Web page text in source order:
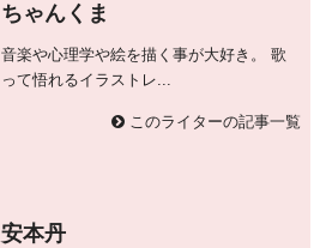
ちゃんくま
音楽や心理学や絵を描く事が大好き。 歌
って悟れるイラストレ...
このライターの記事一覧
安本丹